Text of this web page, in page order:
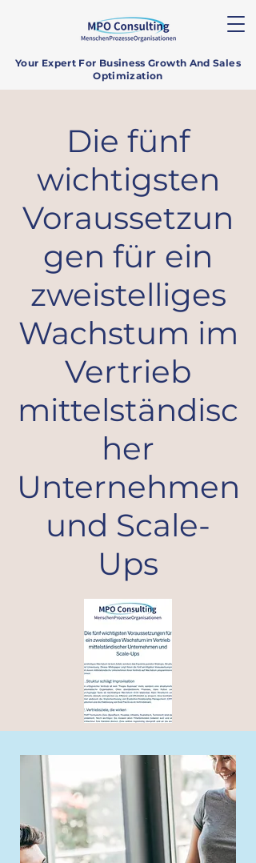
Your Expert For Business Growth And Sales
Optimization
Die fünf
wichtigsten
Voraussetzun
gen für ein
zweistelliges
Wachstum im
Vertrieb
mittelständisc
her
Unternehmen
und Scale-
Ups